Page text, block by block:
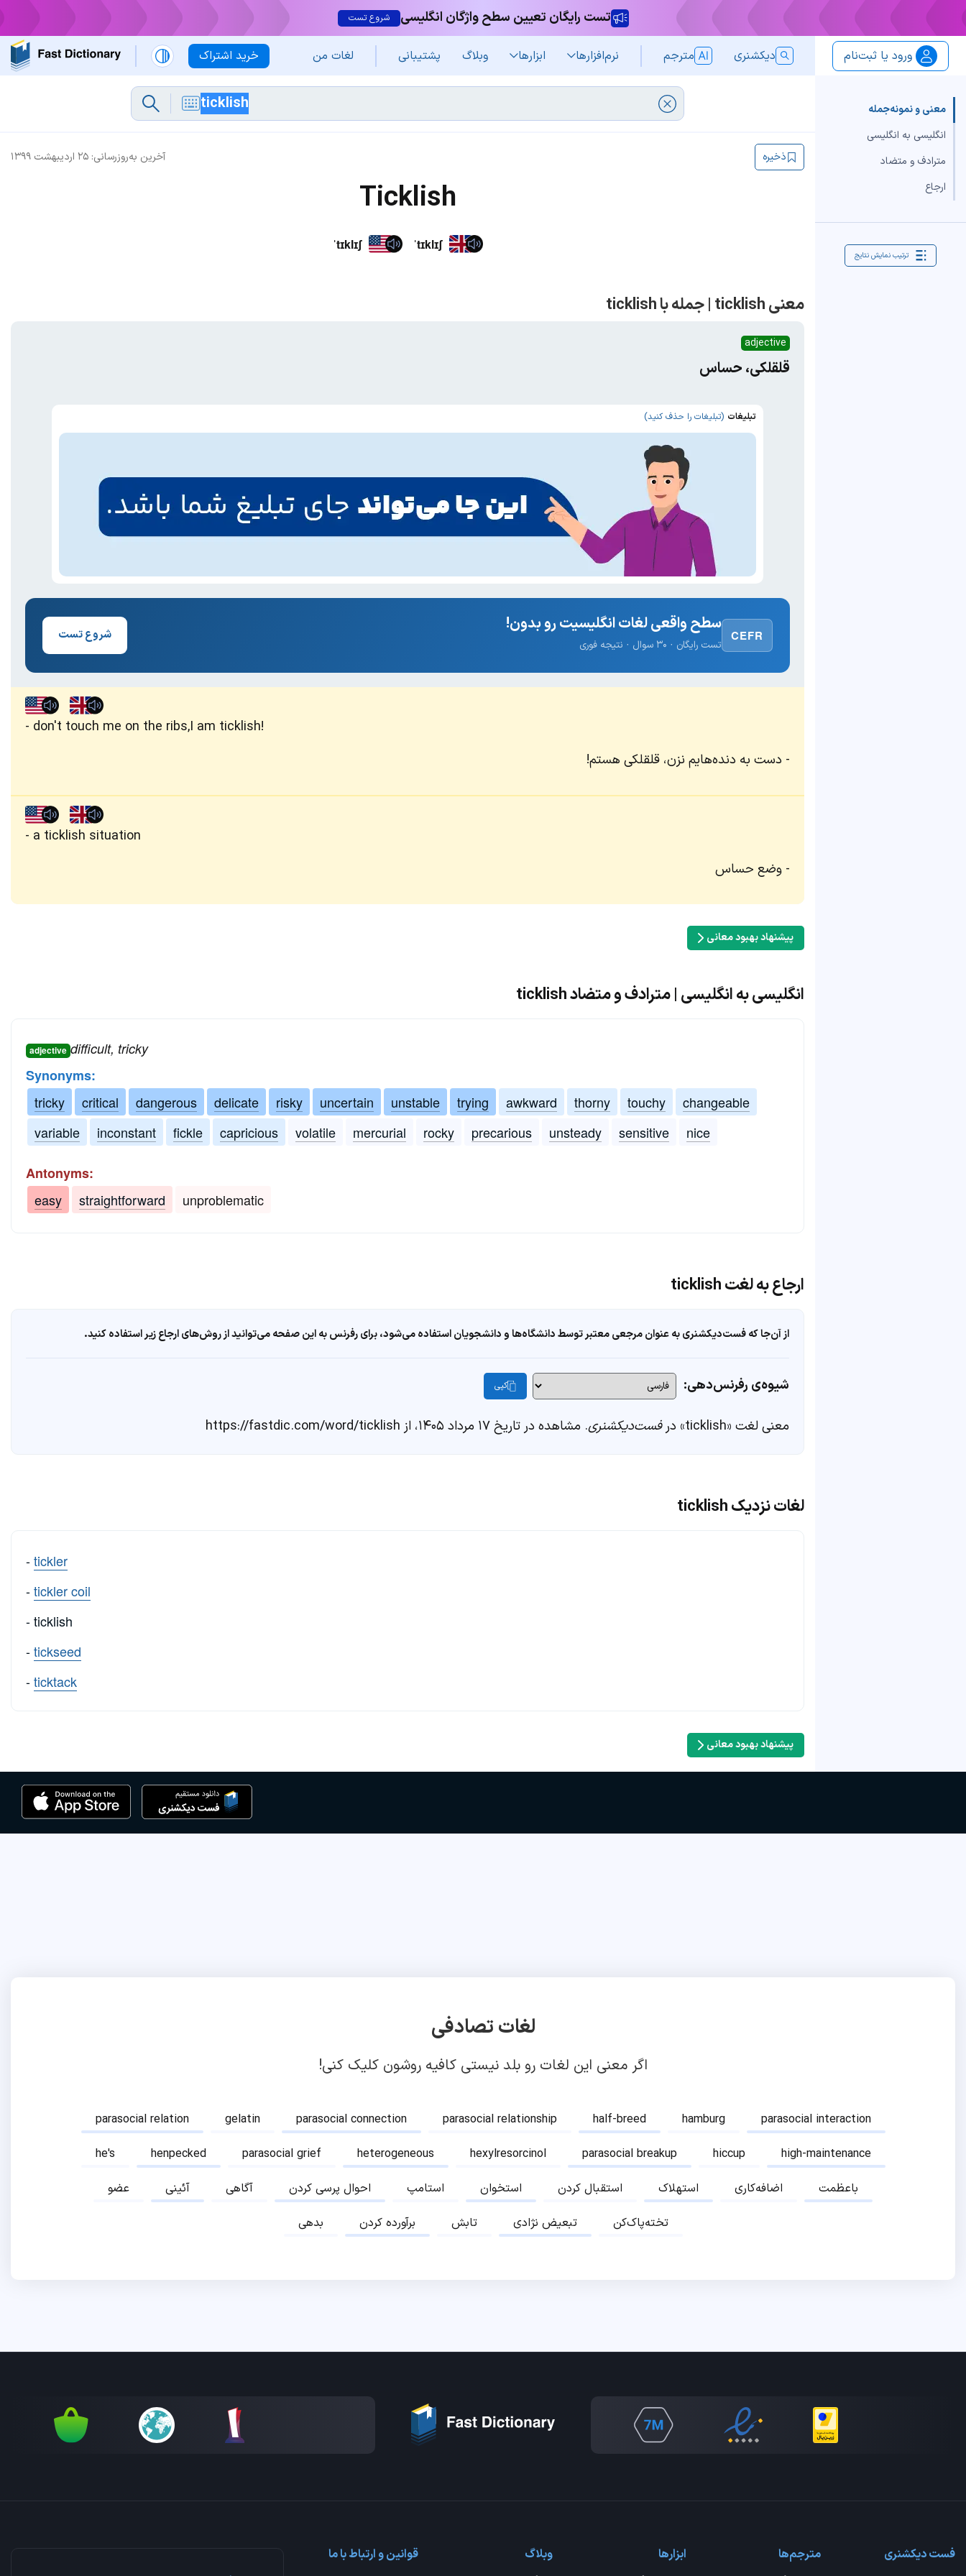
تست رایگان تعیین سطح واژگان انگلیسی شروع تست
خرید اشتراک ورود یا ثبت‌نام دیکشنری مترجم نرم‌افزار‌ها ابزارها وبلاگ پشتیبانی لغات من
معنی و نمونه‌جمله
انگلیسی به انگلیسی
مترادف و متضاد
ارجاع
ترتیب نمایش نتایج
آخرین به‌روزرسانی: ۲۵ اردیبهشت ۱۳۹۹ ذخیره
Ticklish
ˈtɪklɪʃ ˈtɪklɪʃ
معنی ticklish | جمله با ticklish
adjective
قلقلکی، حساس
تبلیغات (تبلیغات را حذف کنید)
CEFR
سطح واقعی لغات انگلیسیت رو بدون!
تست رایگان · ۳۰ سوال · نتیجه فوری
شروع تست
don't touch me on the ribs,I am ticklish!
دست به دنده‌هایم نزن، قلقلکی هستم!
a ticklish situation
وضع حساس
پیشنهاد بهبود معانی
انگلیسی به انگلیسی | مترادف و متضاد ticklish
adjective difficult, tricky
Synonyms:
tricky
critical dangerous delicate risky uncertain unstable trying awkward thorny touchy
changeable
variable
inconstant fickle capricious volatile mercurial rocky precarious unsteady sensitive nice
Antonyms:
easy
straightforward unproblematic
ارجاع به لغت ticklish
از آن‌جا که فست‌دیکشنری به عنوان مرجعی معتبر توسط دانشگاه‌ها و دانشجویان استفاده می‌شود، برای رفرنس به این صفحه می‌توانید از روش‌های ارجاع زیر استفاده کنید.
شیوه‌ی رفرنس‌دهی: کپی
معنی لغت «ticklish» در فست‌دیکشنری. مشاهده در تاریخ ۱۷ مرداد ۱۴۰۵، از https://fastdic.com/word/ticklish
لغات نزدیک ticklish
-tickler
-tickler coil
- ticklish
-tickseed
-ticktack
پیشنهاد بهبود معانی
لغات تصادفی
اگر معنی این لغات رو بلد نیستی کافیه روشون کلیک کنی!
parasocial relation gelatin parasocial connection parasocial relationship half-breed hamburg
parasocial interaction
he's
henpecked parasocial grief heterogeneous hexylresorcinol parasocial breakup hiccup
high-maintenance
عضو
آئینی آگاهی احوال پرسی کردن استامپ استخوان استقبال کردن استهلاک اضافه‌کاری
باعظمت
بدهی
برآورده کردن تابش تبعیض نژادی تخته‌پاک‌کن
فست دیکشنری مترجم‌ها ابزارها وبلاگ قوانین و ارتباط با ما